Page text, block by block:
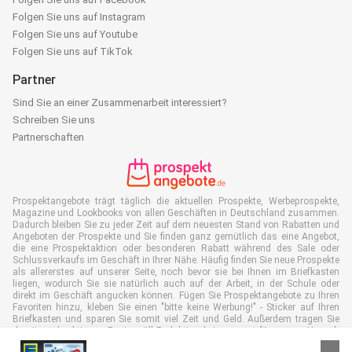
Folgen Sie uns auf Instagram
Folgen Sie uns auf Youtube
Folgen Sie uns auf TikTok
Partner
Sind Sie an einer Zusammenarbeit interessiert?
Schreiben Sie uns
Partnerschaften
Prospektangebote trägt täglich die aktuellen Prospekte, Werbeprospekte,
Magazine und Lookbooks von allen Geschäften in Deutschland zusammen.
Dadurch bleiben Sie zu jeder Zeit auf dem neuesten Stand von Rabatten und
Angeboten der Prospekte und Sie finden ganz gemütlich das eine Angebot,
die eine Prospektaktion oder besonderen Rabatt während des Sale oder
Schlussverkaufs im Geschäft in Ihrer Nähe. Häufig finden Sie neue Prospekte
als allererstes auf unserer Seite, noch bevor sie bei Ihnen im Briefkasten
liegen, wodurch Sie sie natürlich auch auf der Arbeit, in der Schule oder
direkt im Geschäft angucken können. Fügen Sie Prospektangebote zu Ihren
Favoriten hinzu, kleben Sie einen "bitte keine Werbung!" - Sticker auf Ihren
Briefkasten und sparen Sie somit viel Zeit und Geld. Außerdem tragen Sie
damit auch aktiv zur Papiermüll Reduktion bei, was gut für unsere Umwelt
ist.